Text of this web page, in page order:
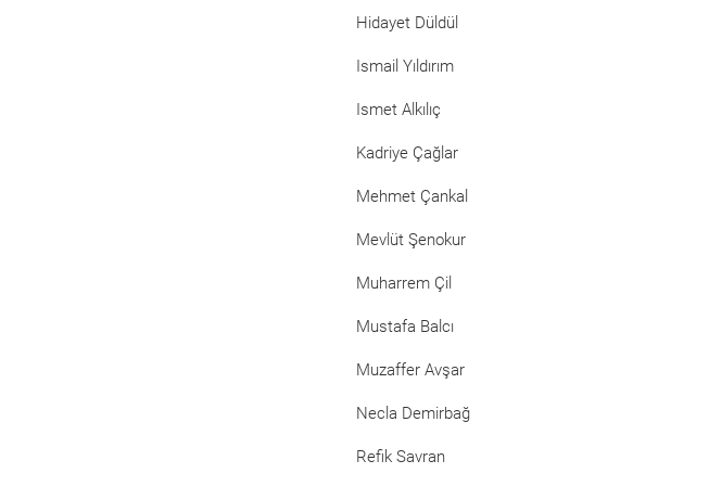
Hidayet Düldül
Ismail Yıldırım
Ismet Alkılıç
Kadriye Çağlar
Mehmet Çankal
Mevlüt Şenokur
Muharrem Çil
Mustafa Balcı
Muzaffer Avşar
Necla Demirbağ
Refik Savran